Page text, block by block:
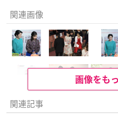
関連画像
画像をも
関連記事